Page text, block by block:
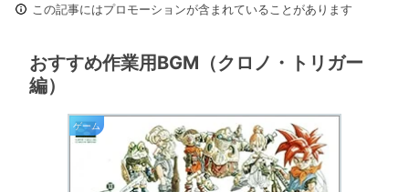
この記事にはプロモーションが含まれていることがあります
おすすめ作業用BGM（クロノ・トリガー
編）
ゲーム